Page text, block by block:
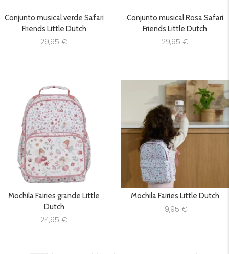
Conjunto musical verde Safari
Friends Little Dutch
29,95 €
Conjunto musical Rosa Safari
Friends Little Dutch
29,95 €
Mochila Fairies grande Little
Dutch
24,95 €
Mochila Fairies Little Dutch
19,95 €